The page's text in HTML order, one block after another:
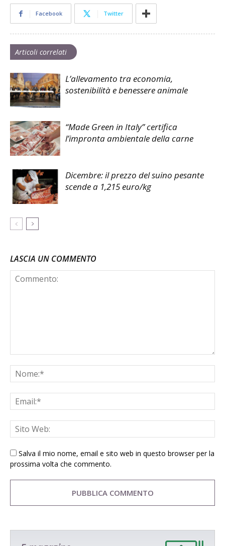
Facebook Twitter
Articoli correlati
L’allevamento tra economia,
sostenibilità e benessere animale
“Made Green in Italy” certifica
l’impronta ambientale della carne
Dicembre: il prezzo del suino pesante
scende a 1,215 euro/kg
LASCIA UN COMMENTO
Salva il mio nome, email e sito web in questo browser per la
prossima volta che commento.